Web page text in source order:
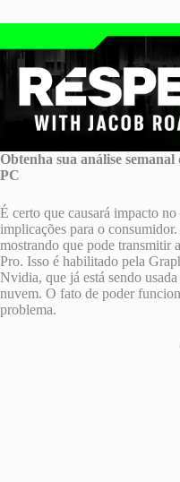
Obtenha sua análise
PC
É certo que causará impacto
implicações para o
mostrando que pode transmitir
Pro. Isso é habilitado pela
Nvidia, que já está sendo
nuvem. O fato de poder
problema.